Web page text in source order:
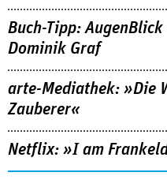
Buch-Tipp:
Dominik Graf
arte-Mediathek: »Die
Zauberer«
Netflix: »I am